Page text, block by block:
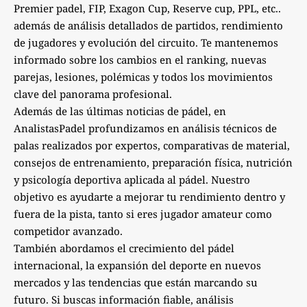
Premier padel, FIP, Exagon Cup, Reserve cup, PPL, etc..
además de análisis detallados de partidos, rendimiento
de jugadores y evolución del circuito. Te mantenemos
informado sobre los cambios en el ranking, nuevas
parejas, lesiones, polémicas y todos los movimientos
clave del panorama profesional.
Además de las últimas noticias de pádel, en
AnalistasPadel profundizamos en análisis técnicos de
palas realizados por expertos, comparativas de material,
consejos de entrenamiento, preparación física, nutrición
y psicología deportiva aplicada al pádel. Nuestro
objetivo es ayudarte a mejorar tu rendimiento dentro y
fuera de la pista, tanto si eres jugador amateur como
competidor avanzado.
También abordamos el crecimiento del pádel
internacional, la expansión del deporte en nuevos
mercados y las tendencias que están marcando su
futuro. Si buscas información fiable, análisis